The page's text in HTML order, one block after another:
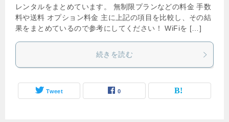
レンタルをまとめています。 無制限プランなどの料金 手数
料や送料 オプション料金 主に上記の項目を比較し、その結
果をまとめているので参考にしてください！ WiFiを […]
続きを読む
Tweet 0